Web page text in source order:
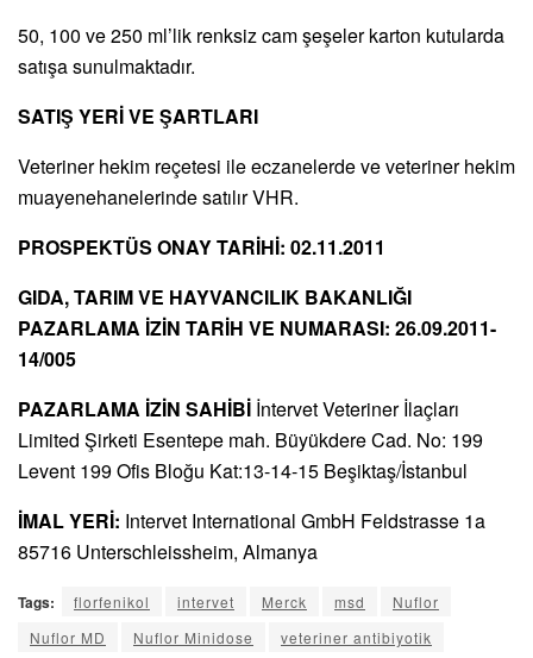
50, 100 ve 250 ml’lik renksiz cam şeşeler karton kutularda
satışa sunulmaktadır.
SATIŞ YERİ VE ŞARTLARI
Veteriner hekim reçetesi ile eczanelerde ve veteriner hekim
muayenehanelerinde satılır VHR.
PROSPEKTÜS ONAY TARİHİ: 02.11.2011
GIDA, TARIM VE HAYVANCILIK BAKANLIĞI
PAZARLAMA İZİN TARİH VE NUMARASI: 26.09.2011-
14/005
PAZARLAMA İZİN SAHİBİ İntervet Veteriner İlaçları
Limited Şirketi Esentepe mah. Büyükdere Cad. No: 199
Levent 199 Ofis Bloğu Kat:13-14-15 Beşiktaş/İstanbul
İMAL YERİ: Intervet International GmbH Feldstrasse 1a
85716 Unterschleissheim, Almanya
Tags: florfenikol intervet Merck msd
Nuflor
Nuflor MD
Nuflor Minidose veteriner antibiyotik